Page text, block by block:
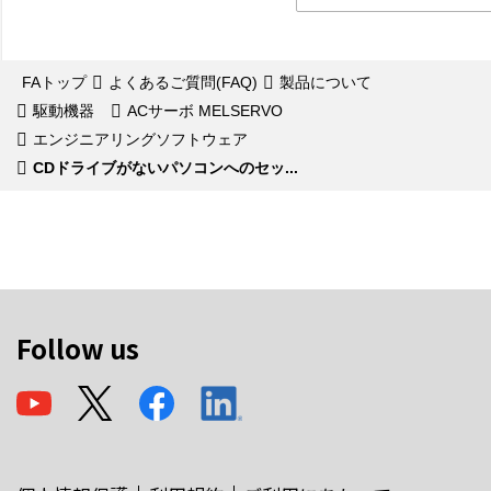
FAトップ よくあるご質問(FAQ)
製品について
駆動機器
ACサーボ MELSERVO
エンジニアリングソフトウェア
CDドライブがないパソコンへのセッ...
Follow us